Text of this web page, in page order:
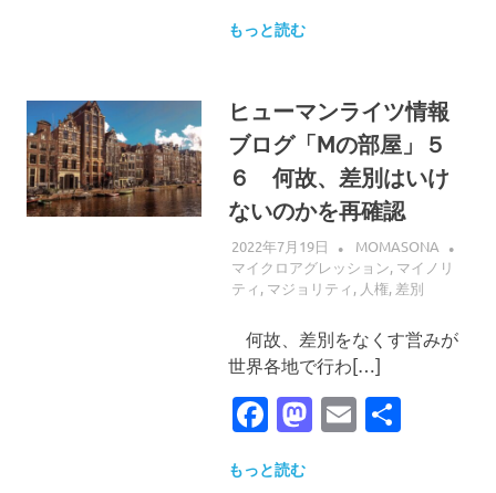
もっと読む
ヒューマンライツ情報
ブログ「Mの部屋」５
６ 何故、差別はいけ
ないのかを再確認
2022年7月19日
MOMASONA
マイクロアグレッション, マイノリ
ティ , マジョリティ , 人権, 差別
何故、差別をなくす営みが
世界各地で行わ[…]
Facebook
Mastodon
Email
共
もっと読む